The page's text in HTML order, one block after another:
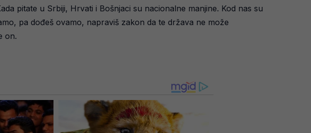
pitate u Srbiji, Hrvati i Bošnjaci su nacionalne manjine. Kod nas su
pa dođeš ovamo, napraviš zakon da te država ne može
on.